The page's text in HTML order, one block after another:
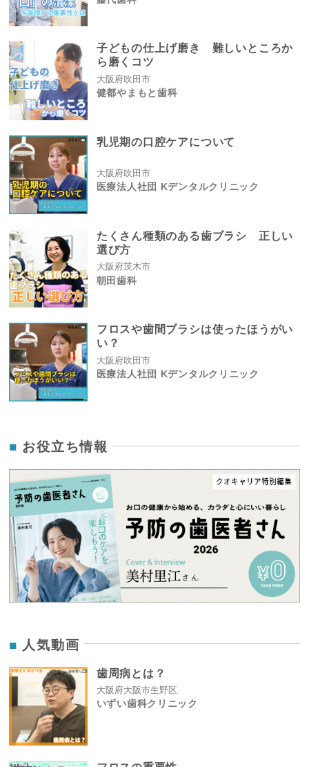
子どもの仕上げ磨き 難しいところか
ら磨くコツ
大阪府吹田市
健都やまもと歯科
乳児期の口腔ケアについて
大阪府吹田市
医療法人社団 Kデンタルクリニック
たくさん種類のある歯ブラシ 正しい
選び方
大阪府茨木市
朝田歯科
フロスや歯間ブラシは使ったほうがい
い？
大阪府吹田市
医療法人社団 Kデンタルクリニック
お役立ち情報
人気動画
歯周病とは？
大阪府大阪市生野区
いずい歯科クリニック